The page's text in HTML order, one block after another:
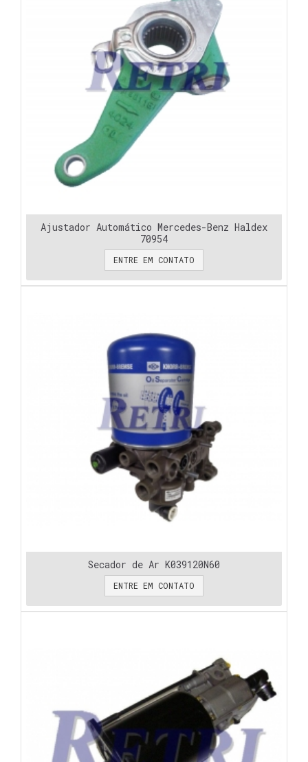
Ajustador Automático Mercedes-Benz Haldex
70954
ENTRE EM CONTATO
Secador de Ar K039120N60
ENTRE EM CONTATO